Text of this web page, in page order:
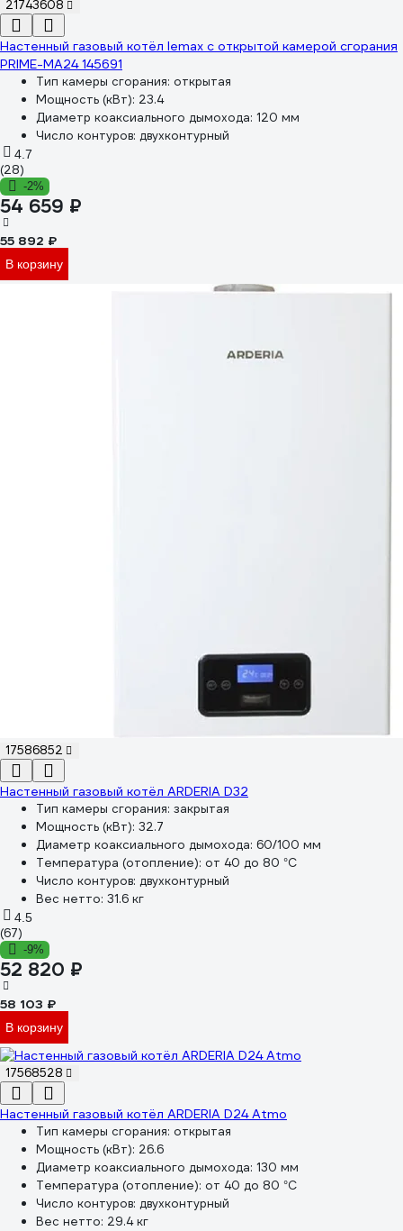
21743608
Настенный газовый котёл lemax с открытой камерой сгорания
PRIME-MA24 145691
Тип камеры сгорания: открытая
Мощность (кВт): 23.4
Диаметр коаксиального дымохода: 120 мм
Число контуров: двухконтурный
4.7
(28)
-2%
54 659 ₽
55 892 ₽
В корзину
17586852
Настенный газовый котёл ARDERIA D32
Тип камеры сгорания: закрытая
Мощность (кВт): 32.7
Диаметр коаксиального дымохода: 60/100 мм
Температура (отопление): от 40 до 80 °С
Число контуров: двухконтурный
Вес нетто: 31.6 кг
4.5
(67)
-9%
52 820 ₽
58 103 ₽
В корзину
17568528
Настенный газовый котёл ARDERIA D24 Atmo
Тип камеры сгорания: открытая
Мощность (кВт): 26.6
Диаметр коаксиального дымохода: 130 мм
Температура (отопление): от 40 до 80 °С
Число контуров: двухконтурный
Вес нетто: 29.4 кг